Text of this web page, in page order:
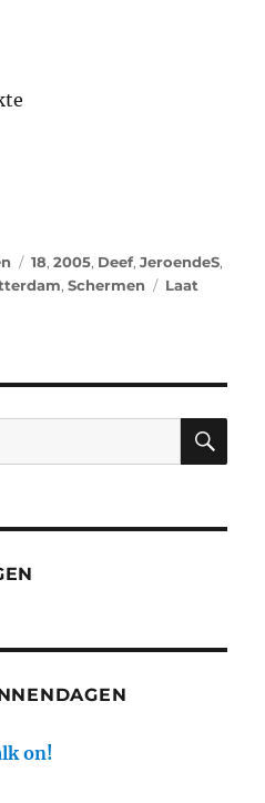
18,2005, Deef,JeroendeS,
,Schermen
Laat
on!